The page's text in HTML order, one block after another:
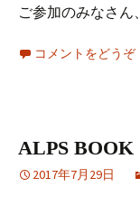
ご参加のみなさん
コメントをどうぞ
ALPS
2017年7月29日